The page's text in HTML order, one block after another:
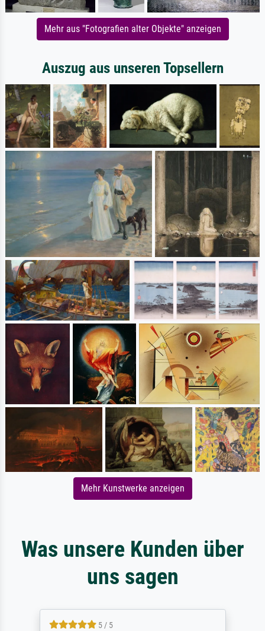
Mehr aus "Fotografien alter Objekte" anzeigen
Auszug aus unseren Topsellern
Mehr Kunstwerke anzeigen
Was unsere Kunden über
uns sagen
5 / 5